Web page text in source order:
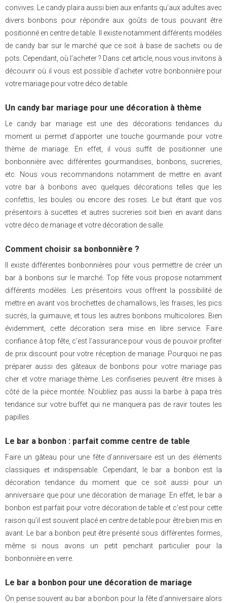
convives. Le candy plaira aussi bien aux enfants qu’aux adultes avec
divers bonbons pour répondre aux goûts de tous pouvant être
positionné en centre de table. Il existe notamment différents modèles
de candy bar sur le marché que ce soit à base de sachets ou de
pots. Cependant, où l’acheter ? Dans cet article, nous vous invitons à
découvrir où il vous est possible d’acheter votre bonbonnière pour
votre mariage pour votre déco de table.
Un candy bar mariage pour une décoration à thème
Le candy bar mariage est une des décorations tendances du
moment ui permet d’apporter une touche gourmande pour votre
thème de mariage. En effet, il vous suffit de positionner une
bonbonnière avec différentes gourmandises, bonbons, sucreries,
etc. Nous vous recommandons notamment de mettre en avant
votre bar à bonbons avec quelques décorations telles que les
confettis, les boules ou encore des roses. Le but étant que vos
présentoirs à sucettes et autres sucreries soit bien en avant dans
votre déco de mariage et votre décoration de salle.
Comment choisir sa bonbonnière ?
Il existe différentes bonbonnières pour vous permettre de créer un
bar à bonbons sur le marché. Top fête vous propose notamment
différents modèles. Les présentoirs vous offrent la possibilité de
mettre en avant vos brochettes de chamallows, les fraises, les pics
sucrés, la guimauve, et tous les autres bonbons multicolores. Bien
évidemment, cette décoration sera mise en libre service. Faire
confiance à top fête, c’est l’assurance pour vous de pouvoir profiter
de prix discount pour votre réception de mariage. Pourquoi ne pas
préparer aussi des gâteaux de bonbons pour votre mariage pas
cher et votre mariage thème. Les confiseries peuvent être mises à
côté de la pièce montée. N’oubliez pas aussi la barbe à papa très
tendance sur votre buffet qui ne manquera pas de ravir toutes les
papilles.
Le bar a bonbon : parfait comme centre de table
Faire un gâteau pour une fête d’anniversaire est un des éléments
classiques et indispensable. Cependant, le bar a bonbon est la
décoration tendance du moment que ce soit aussi pour un
anniversaire que pour une décoration de mariage. En effet, le bar a
bonbon est parfait pour votre décoration de table et c’est pour cette
raison qu’il est souvent placé en centre de table pour être bien mis en
avant. Le bar a bonbon peut être présenté sous différentes formes,
même si nous avons un petit penchant particulier pour la
bonbonnière en verre.
Le bar a bonbon pour une décoration de mariage
On pense souvent au bar a bonbon pour la fête d’anniversaire alors